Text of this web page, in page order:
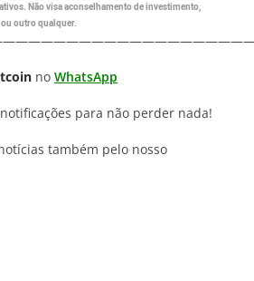
Não visa aconselhamento de investimento,
outro qualquer.
no WhatsApp
para não perder nada!
também pelo nosso